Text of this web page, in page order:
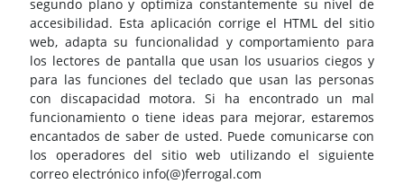
segundo plano y optimiza constantemente su nivel de
accesibilidad. Esta aplicación corrige el HTML del sitio
web, adapta su funcionalidad y comportamiento para
los lectores de pantalla que usan los usuarios ciegos y
para las funciones del teclado que usan las personas
con discapacidad motora. Si ha encontrado un mal
funcionamiento o tiene ideas para mejorar, estaremos
encantados de saber de usted. Puede comunicarse con
los operadores del sitio web utilizando el siguiente
correo electrónico info(@)ferrogal.com